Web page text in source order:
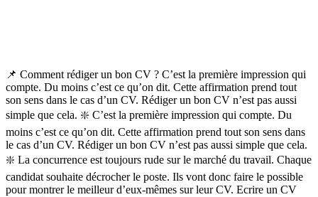
📌 Comment rédiger un bon CV ? C’est la première impression qui
compte. Du moins c’est ce qu’on dit. Cette affirmation prend tout
son sens dans le cas d’un CV. Rédiger un bon CV n’est pas aussi
simple que cela. ❇️ C’est la première impression qui compte. Du
moins c’est ce qu’on dit. Cette affirmation prend tout son sens dans
le cas d’un CV. Rédiger un bon CV n’est pas aussi simple que cela.
❇️ La concurrence est toujours rude sur le marché du travail. Chaque
candidat souhaite décrocher le poste. Ils vont donc faire le possible
pour montrer le meilleur d’eux-mêmes sur leur CV. Ecrire un CV